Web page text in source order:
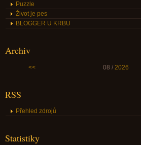
Puzzle
Život je pes
BLOGGER U KRBU
Archiv
<< 08 / 2026
RSS
Přehled zdrojů
Statistiky